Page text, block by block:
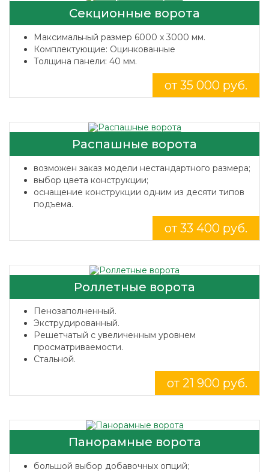
Секционные ворота
Максимальный размер 6000 x 3000 мм.
Комплектующие: Оцинкованные
Толщина панели: 40 мм.
от 35 000 руб.
Распашные ворота
возможен заказ модели нестандартного размера;
выбор цвета конструкции;
оснащение конструкции одним из десяти типов
подъема.
от 33 400 руб.
Роллетные ворота
Пенозаполненный.
Экструдированный.
Решетчатый с увеличенным уровнем
просматриваемости.
Стальной.
от 21 900 руб.
Панорамные ворота
большой выбор добавочных опций;